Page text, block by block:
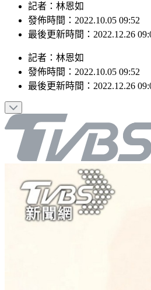
記者：林恩如
發佈時間：2022.10.05 09:52
記者：林恩如
發佈時間：2022.10.05 09:52